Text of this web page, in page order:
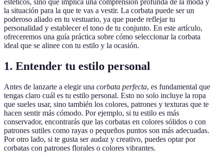
estéticos, sino que implica una comprensión profunda de la moda y
la situación para la que te vas a vestir. La corbata puede ser un
poderoso aliado en tu vestuario, ya que puede reflejar tu
personalidad y establecer el tono de tu conjunto. En este artículo,
ofreceremos una guía práctica sobre cómo seleccionar la corbata
ideal que se alinee con tu estilo y la ocasión.
1. Entender tu estilo personal
Antes de lanzarte a elegir una corbata perfecta, es fundamental que
tengas claro cuál es tu estilo personal. Esto no solo incluye la ropa
que sueles usar, sino también los colores, patrones y texturas que te
hacen sentir más cómodo. Por ejemplo, si tu estilo es más
conservador, encontrarás que las corbatas en colores sólidos o con
patrones sutiles como rayas o pequeños puntos son más adecuadas.
Por otro lado, si te gusta ser audaz y creativo, puedes optar por
corbatas con patrones florales o colores vibrantes.